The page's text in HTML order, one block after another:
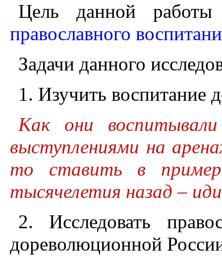
Цель данной
православного
Задачи данного
1. Изучить воспитание
Как они
выступлениями на
то ставить в
тысячелетия назад –
2. Исследовать
дореволюционной